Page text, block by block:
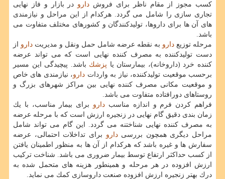
كسب مجوز از مقام ناظر برای فروش دارو در بازار و فاز نهایی
تجاری سازی را شامل می گردد. هركدام از این مراحل و نیازمندی
های آن ها برای داروها، تولیدكنندگان و كشورهای مختلف متفاوت می
باشد.
مرحله توزیع دارو به نقطه عرضه شامل حمل ونقل و مدیریت دارو از
دست تولیدكننده به مصرف كننده نهایی است كه می تواند عرضه
كننده خرد (داروخانه)، بیمارستان یا پزشك باشد. پیچیدگی این مسیر
برحسب موقعیت تولیدكننده، نیاز به واردات دارو، نیازمندی های خاص
و موقعیت مكانی مصرف كننده نهایی بین مراكز شهرهای بزرگ و
روستاهای دورافتاده متفاوت می باشد.
فراهم كردن فرم و اندازه مناسب دارو برای بیمار مناسب، با یك
زمان بندی دقیق گام نهایی در زنجیره ارزش است كه با مرحله عرضه
به مصرف كننده نهایی شناختنه می گردد. این گام می تواند شامل
مراحل دیگری همچون بررسیدارو برای تداخلات احتمالی، عرضه
سفارش ها و غیره باشد كه هركدام از آن ها به منظور اطمینان یافتن
از كسب حداكثر ارتفاع توسط بیمار ضروری می باشد. شناخت تركیب
ارزش افزوده در هر مرحله و همینطور هزینه های متحمل شده به
درك بهتر زنجیره ارزش افزوده صنعت داروسازی كمك می نماید.